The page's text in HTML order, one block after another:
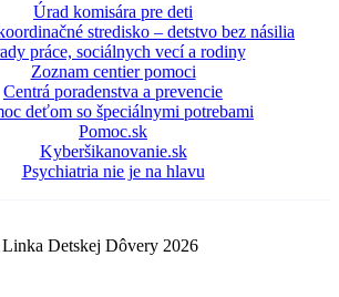
Úrad komisára pre deti
stredisko – detstvo bez násilia
práce, sociálnych vecí a rodiny
Zoznam centier pomoci
Centrá poradenstva a prevencie
deťom so špeciálnymi potrebami
Pomoc.sk
Kyberšikanovanie.sk
Psychiatria nie je na hlavu
Detskej Dôvery 2026